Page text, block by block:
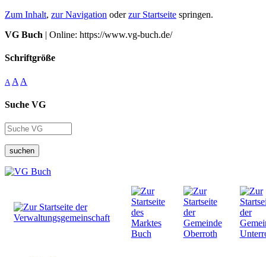
Zum Inhalt, zur Navigation oderzur Startseite springen.
VG Buch | Online: https://www.vg-buch.de/
Schriftgröße
A A A
Suche VG
suchen